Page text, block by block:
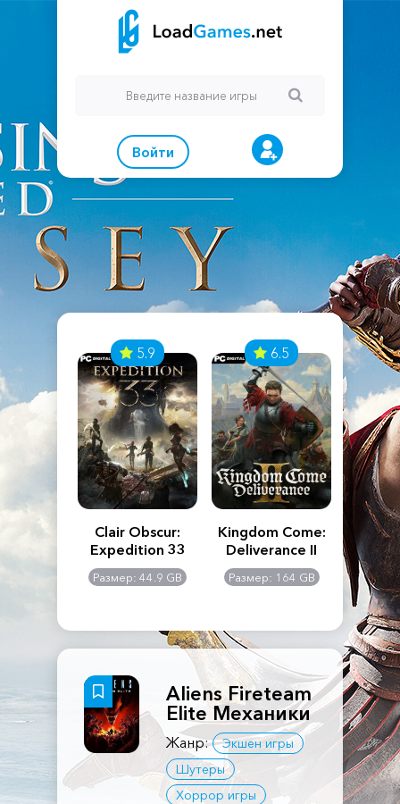
Войти
Creed
5.9
Clair Obscur:
Expedition 33
Размер: 44.9 GB
6.5
Kingdom Come:
Deliverance II
Размер: 164 GB
The
Aliens Fireteam
Elite Механики
Жанр:
Экшен игры
Шутеры
Хоррор игры